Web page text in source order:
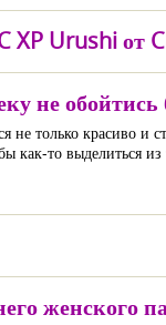
XP Urushi
не
не только красиво и
то выделиться
женского